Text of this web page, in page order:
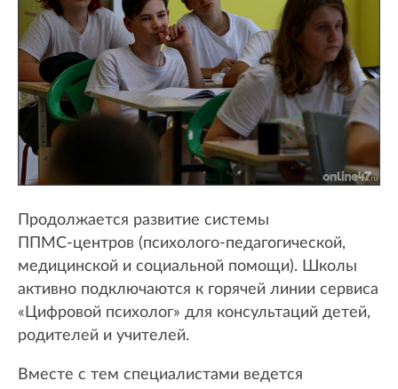
Продолжается развитие системы
ППМС‑центров (психолого‑педагогической,
медицинской и социальной помощи). Школы
активно подключаются к горячей линии сервиса
«Цифровой психолог» для консультаций детей,
родителей и учителей.
Вместе с тем специалистами ведется